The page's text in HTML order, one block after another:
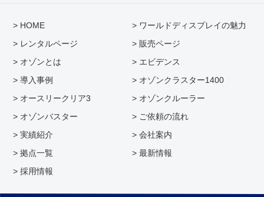
> HOME
> ワールドディスプレイの魅力
> レンタルページ
> 販売ページ
> オゾンとは
> エビデンス
> 導入事例
> オゾンクラスター1400
> オースリークリア3
> オゾンクルーラー
> オゾンバスター
> ご依頼の流れ
> 実績紹介
> 会社案内
> 拠点一覧
> 最新情報
> 採用情報